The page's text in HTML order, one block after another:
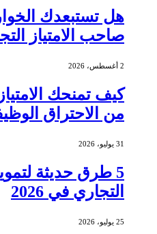
هل تستبعدك
صاحب الامتياز
2 أغسطس، 2026
كيف تمنحك
من الاحتراق
31 يوليو، 2026
5 طرق حديثة
التجاري في 2026
25 يوليو، 2026